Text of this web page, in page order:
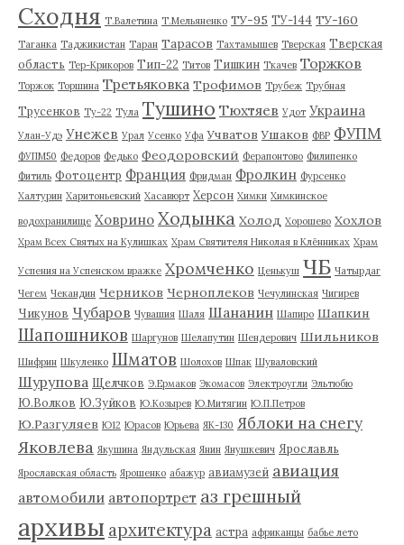
Сходня Т.Валетина Т.Мельяненко ТУ-95 ТУ-144 ТУ-160
Таганка Таджикистан Таран Тарасов Тахтамышев Тверская Тверская
область Тер-Крикоров Тип-22 Титов Тишкин Ткачев Торжков
Торжок Торшина Третьяковка Трофимов Трубеж Трубная
Трусенков Ту-22 Тула Тушино Тюхтяев Удот Украина
Улан-Удэ Унежев Урал Усенко Уфа Учватов Ушаков ФВР ФУПМ
ФУПМ50 Федоров Федько Феодоровский Ферапонтово Филипенко
Фитиль Фотоцентр Франция Фридман Фролкин Фурсенко
Халтурин Харитоньевский Хасавюрт Херсон Химки Химкинское
водохранилище Ховрино Ходынка Холод Хорошево Хохлов
Храм Всех Святых на Кулишках Храм Святителя Николая в Клённиках Храм
Успения на Успенском вражке Хромченко Ценькуш ЧБ Чатырдаг
Чегем Чекандин Черников Черноплеков Чечулинская Чигирев
Чикунов Чубаров Чувашия Шаля Шананин Шапиро Шапкин
Шапошников Шаргунов Шелапутин Шендерович Шильников
Шифрин Шкуленко Шматов Шолохов Шпак Шуваловский
Шурупова Щелчков Э.Ермаков Экомасов Электроугли Эльтюбю
Ю.Волков Ю.Зуйков Ю.Козырев Ю.Митягин Ю.П.Петров
Ю.Разгуляев Ю12 Юрасов Юрьева ЯК-130 Яблоки на снегу
Яковлева Якушина Яндульская Янин Янушкевич Ярославль
Ярославская область Ярошенко абажур авиамузей авиация
автомобили автопортрет аз грешный
архивы архитектура астра африканцы бабье лето